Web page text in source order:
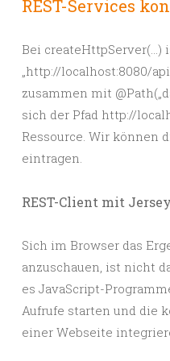
REST-Services
Bei createHttpServer(…)
„http://localhost:8080/
zusammen mit
sich der Pfad http://
Ressource. Wir können
eintragen.
REST-Client mit Jersey
Sich im Browser das
anzuschauen, ist nicht
es JavaScript-
Aufrufe starten und die
einer Webseite